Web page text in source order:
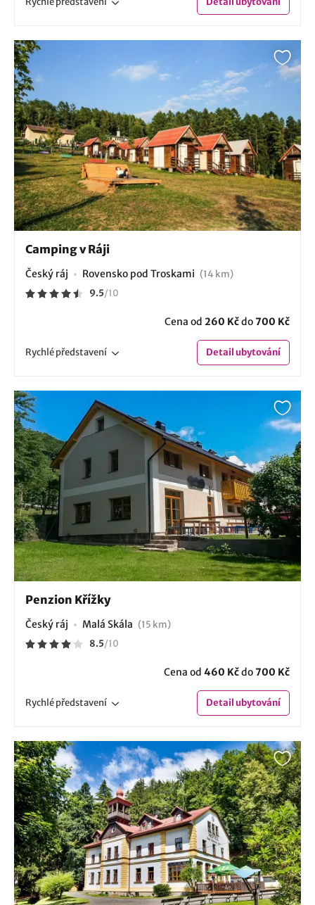
Camping v Ráji
Český ráj Rovensko pod Troskami (14 km)
9.5/10
Cena od 260 Kčdo700 Kč
Rychlépředstavení Detailubytování
Penzion Křížky
Český ráj Malá Skála (15 km)
8.5/10
Cena od 460 Kčdo700 Kč
Rychlépředstavení Detailubytování